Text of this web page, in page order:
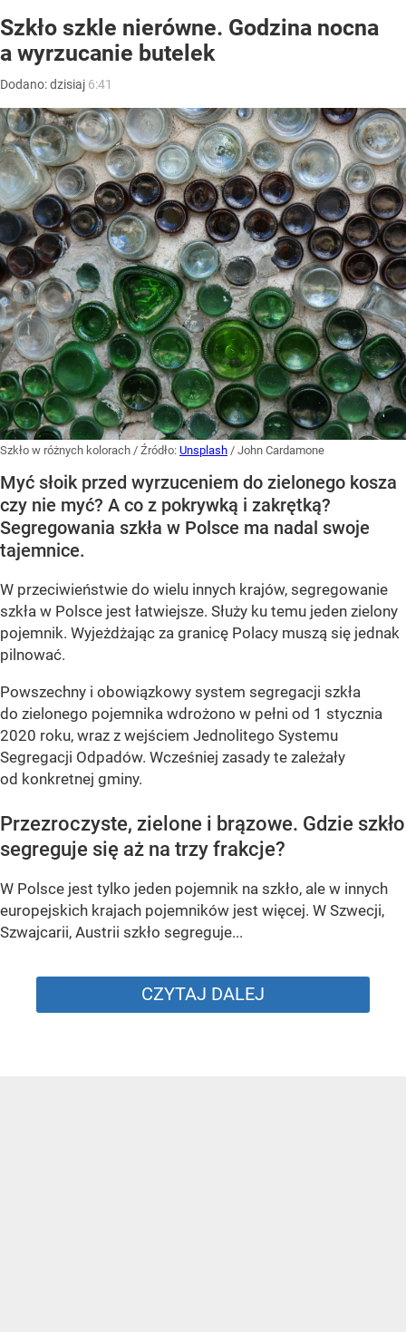
Szkło szkle nierówne. Godzina nocna
a wyrzucanie butelek
Dodano:dzisiaj 6:41
Szkło w różnych kolorach / Źródło: Unsplash / John Cardamone
Myć słoik przed wyrzuceniem do zielonego kosza
czy nie myć? A co z pokrywką i zakrętką?
Segregowania szkła w Polsce ma nadal swoje
tajemnice.
W przeciwieństwie do wielu innych krajów, segregowanie
szkła w Polsce jest łatwiejsze. Służy ku temu jeden zielony
pojemnik. Wyjeżdżając za granicę Polacy muszą się jednak
pilnować.
Powszechny i obowiązkowy system segregacji szkła
do zielonego pojemnika wdrożono w pełni od 1 stycznia
2020 roku, wraz z wejściem Jednolitego Systemu
Segregacji Odpadów. Wcześniej zasady te zależały
od konkretnej gminy.
Przezroczyste, zielone i brązowe. Gdzie szkło
segreguje się aż na trzy frakcje?
W Polsce jest tylko jeden pojemnik na szkło, ale w innych
europejskich krajach pojemników jest więcej. W Szwecji,
Szwajcarii, Austrii szkło segreguje...
CZYTAJ DALEJ